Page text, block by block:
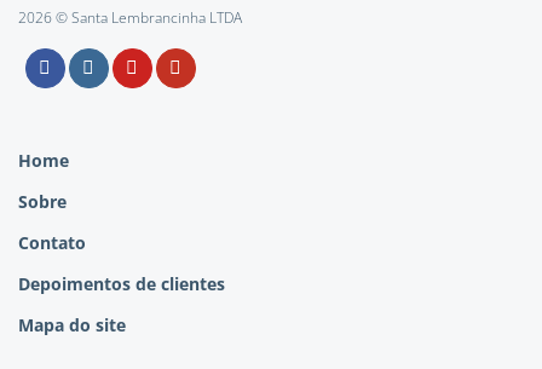
2026 © Santa Lembrancinha LTDA
Home
Sobre
Contato
Depoimentos de clientes
Mapa do site